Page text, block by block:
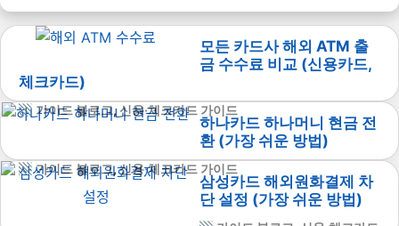
모든 카드사 해외 ATM 출
금 수수료 비교 (신용카드,
체크카드)
가이드 블로그, 신용·체크카드 가이드
하나카드 하나머니 현금 전
환 (가장 쉬운 방법)
가이드 블로그,신용·체크카드 가이드
삼성카드 해외원화결제 차
단 설정 (가장 쉬운 방법)